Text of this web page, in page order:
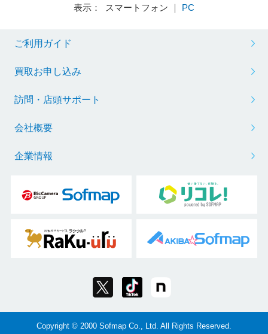
表示： スマートフォン ｜ PC
ご利用ガイド
買取お申し込み
訪問・店頭サポート
会社概要
企業情報
Copyright © 2000 Sofmap Co., Ltd. All Rights Reserved.